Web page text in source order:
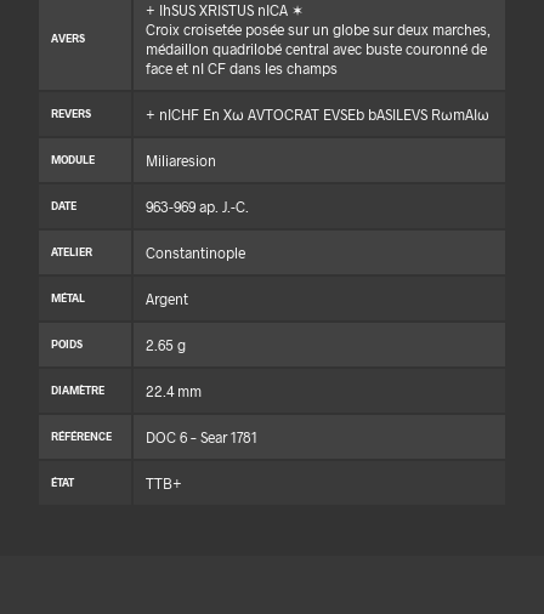
AVERS
+ IhSUS XRISTUS nICA ✶
Croix croisetée posée sur un globe sur deux marches,
médaillon quadrilobé central avec buste couronné de
face et nI CF dans les champs
REVERS + nICHF En Xω AVTOCRAT EVSEb bASILEVS RωmAIω
MODULE Miliaresion
DATE 963-969 ap. J.-C.
ATELIER Constantinople
MÉTAL Argent
POIDS 2.65 g
DIAMÈTRE 22.4 mm
RÉFÉRENCE DOC 6 – Sear 1781
ÉTAT TTB+